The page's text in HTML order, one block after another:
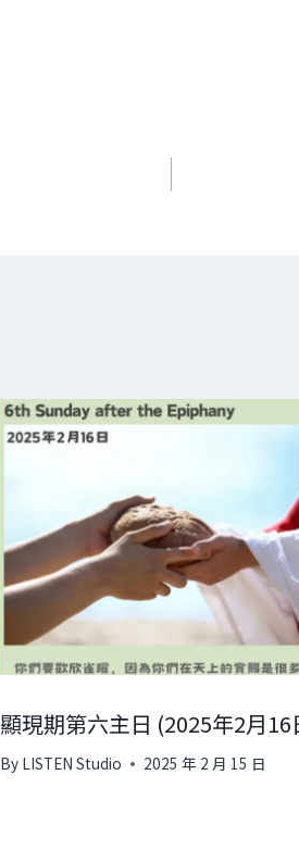
顯現期第六主日 (2025年2月16
By LISTEN Studio 2025 年 2 月 15 日